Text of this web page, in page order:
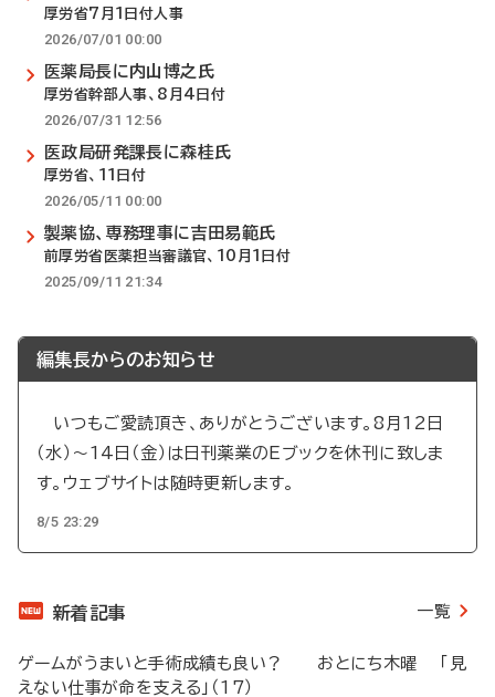
厚労省7月1日付人事
2026/07/01 00:00
医薬局長に内山博之氏
厚労省幹部人事、8月4日付
2026/07/31 12:56
医政局研発課長に森桂氏
厚労省、11日付
2026/05/11 00:00
製薬協、専務理事に吉田易範氏
前厚労省医薬担当審議官、10月1日付
2025/09/11 21:34
編集長からのお知らせ
いつもご愛読頂き、ありがとうございます。8月12日
（水）～14日（金）は日刊薬業のEブックを休刊に致しま
す。ウェブサイトは随時更新します。
8/5 23:29
新着記事 一覧
ゲームがうまいと手術成績も良い？ おとにち木曜 「見
えない仕事が命を支える」（17）